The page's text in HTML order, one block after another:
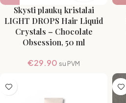
Skysti plaukų kristalai
LIGHT DROPS Hair Liquid
Crystals – Chocolate
Obsession, 50 ml
€29.90 su PVM